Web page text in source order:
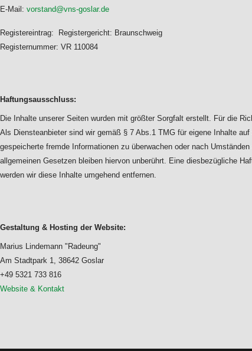
E-Mail: vorstand@vns-goslar.de
Registereintrag: Registergericht: Braunschweig
Registernummer: VR 110084
Haftungsausschluss:
Die Inhalte unserer Seiten wurden mit größter Sorgfalt erstellt. Für die
Als Diensteanbieter sind wir gemäß § 7 Abs.1 TMG für eigene Inhalte
gespeicherte fremde Informationen zu überwachen oder nach
allgemeinen Gesetzen bleiben hiervon unberührt. Eine diesbezügliche
werden wir diese Inhalte umgehend entfernen.
Gestaltung & Hosting der Website:
Marius Lindemann "Radeung"
Am Stadtpark 1, 38642 Goslar
+49 5321 733 816
Website & Kontakt